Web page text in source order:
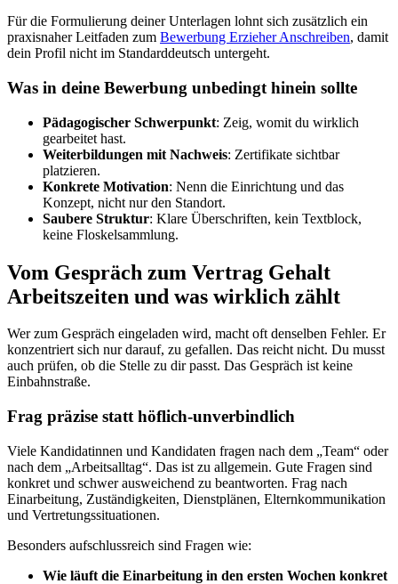
Für die Formulierung deiner Unterlagen lohnt sich zusätzlich ein
praxisnaher Leitfaden zum Bewerbung Erzieher Anschreiben, damit
dein Profil nicht im Standarddeutsch untergeht.
Was in deine Bewerbung unbedingt hinein sollte
Pädagogischer Schwerpunkt: Zeig, womit du wirklich
gearbeitet hast.
Weiterbildungen mit Nachweis: Zertifikate sichtbar
platzieren.
Konkrete Motivation: Nenn die Einrichtung und das
Konzept, nicht nur den Standort.
Saubere Struktur: Klare Überschriften, kein Textblock,
keine Floskelsammlung.
Vom Gespräch zum Vertrag Gehalt
Arbeitszeiten und was wirklich zählt
Wer zum Gespräch eingeladen wird, macht oft denselben Fehler. Er
konzentriert sich nur darauf, zu gefallen. Das reicht nicht. Du musst
auch prüfen, ob die Stelle zu dir passt. Das Gespräch ist keine
Einbahnstraße.
Frag präzise statt höflich-unverbindlich
Viele Kandidatinnen und Kandidaten fragen nach dem „Team“ oder
nach dem „Arbeitsalltag“. Das ist zu allgemein. Gute Fragen sind
konkret und schwer ausweichend zu beantworten. Frag nach
Einarbeitung, Zuständigkeiten, Dienstplänen, Elternkommunikation
und Vertretungssituationen.
Besonders aufschlussreich sind Fragen wie:
Wie läuft die Einarbeitung in den ersten Wochen konkret